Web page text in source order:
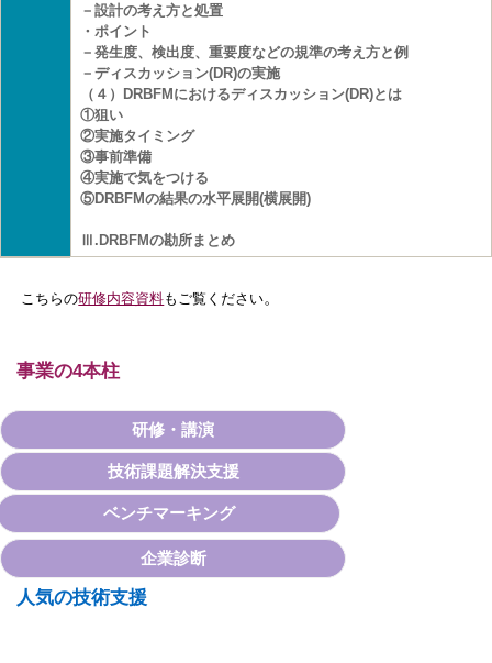
－設計の考え方と処置
・ポイント
－発生度、検出度、重要度などの規準の考え方と例
－ディスカッション(DR)の実施
（４）DRBFMにおけるディスカッション(DR)とは
①狙い
②実施タイミング
③事前準備
④実施で気をつける
⑤DRBFMの結果の水平展開(横展開)
Ⅲ.DRBFMの勘所まとめ
こちらの研修内容資料もご覧ください。
事業の4本柱
研修・講演
技術課題解決支援
ベンチマーキング
企業診断
人気の技術支援